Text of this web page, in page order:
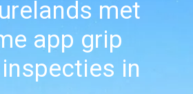
met
app grip
in